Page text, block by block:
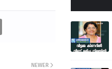
NEWER